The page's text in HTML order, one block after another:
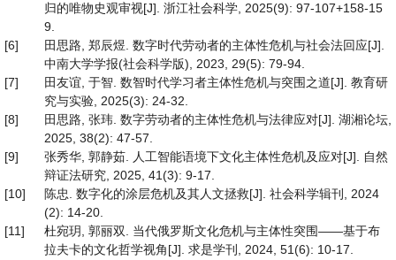
归的唯物史观审视[J]. 浙江社会科学, 2025(9): 97-107+158-15
9.
[6]
田思路, 郑辰煜. 数字时代劳动者的主体性危机与社会法回应[J].
中南大学学报(社会科学版), 2023, 29(5): 79-94.
[7]
田友谊, 于智. 数智时代学习者主体性危机与突围之道[J]. 教育研
究与实验, 2025(3): 24-32.
[8]
田思路, 张玮. 数字劳动者的主体性危机与法律应对[J]. 湖湘论坛,
2025, 38(2): 47-57.
[9]
张秀华, 郭静茹. 人工智能语境下文化主体性危机及应对[J]. 自然
辩证法研究, 2025, 41(3): 9-17.
[10]
陈忠. 数字化的涂层危机及其人文拯救[J]. 社会科学辑刊, 2024
(2): 14-20.
[11]
杜宛玥, 郭丽双. 当代俄罗斯文化危机与主体性突围——基于布
拉夫卡的文化哲学视角[J]. 求是学刊, 2024, 51(6): 10-17.